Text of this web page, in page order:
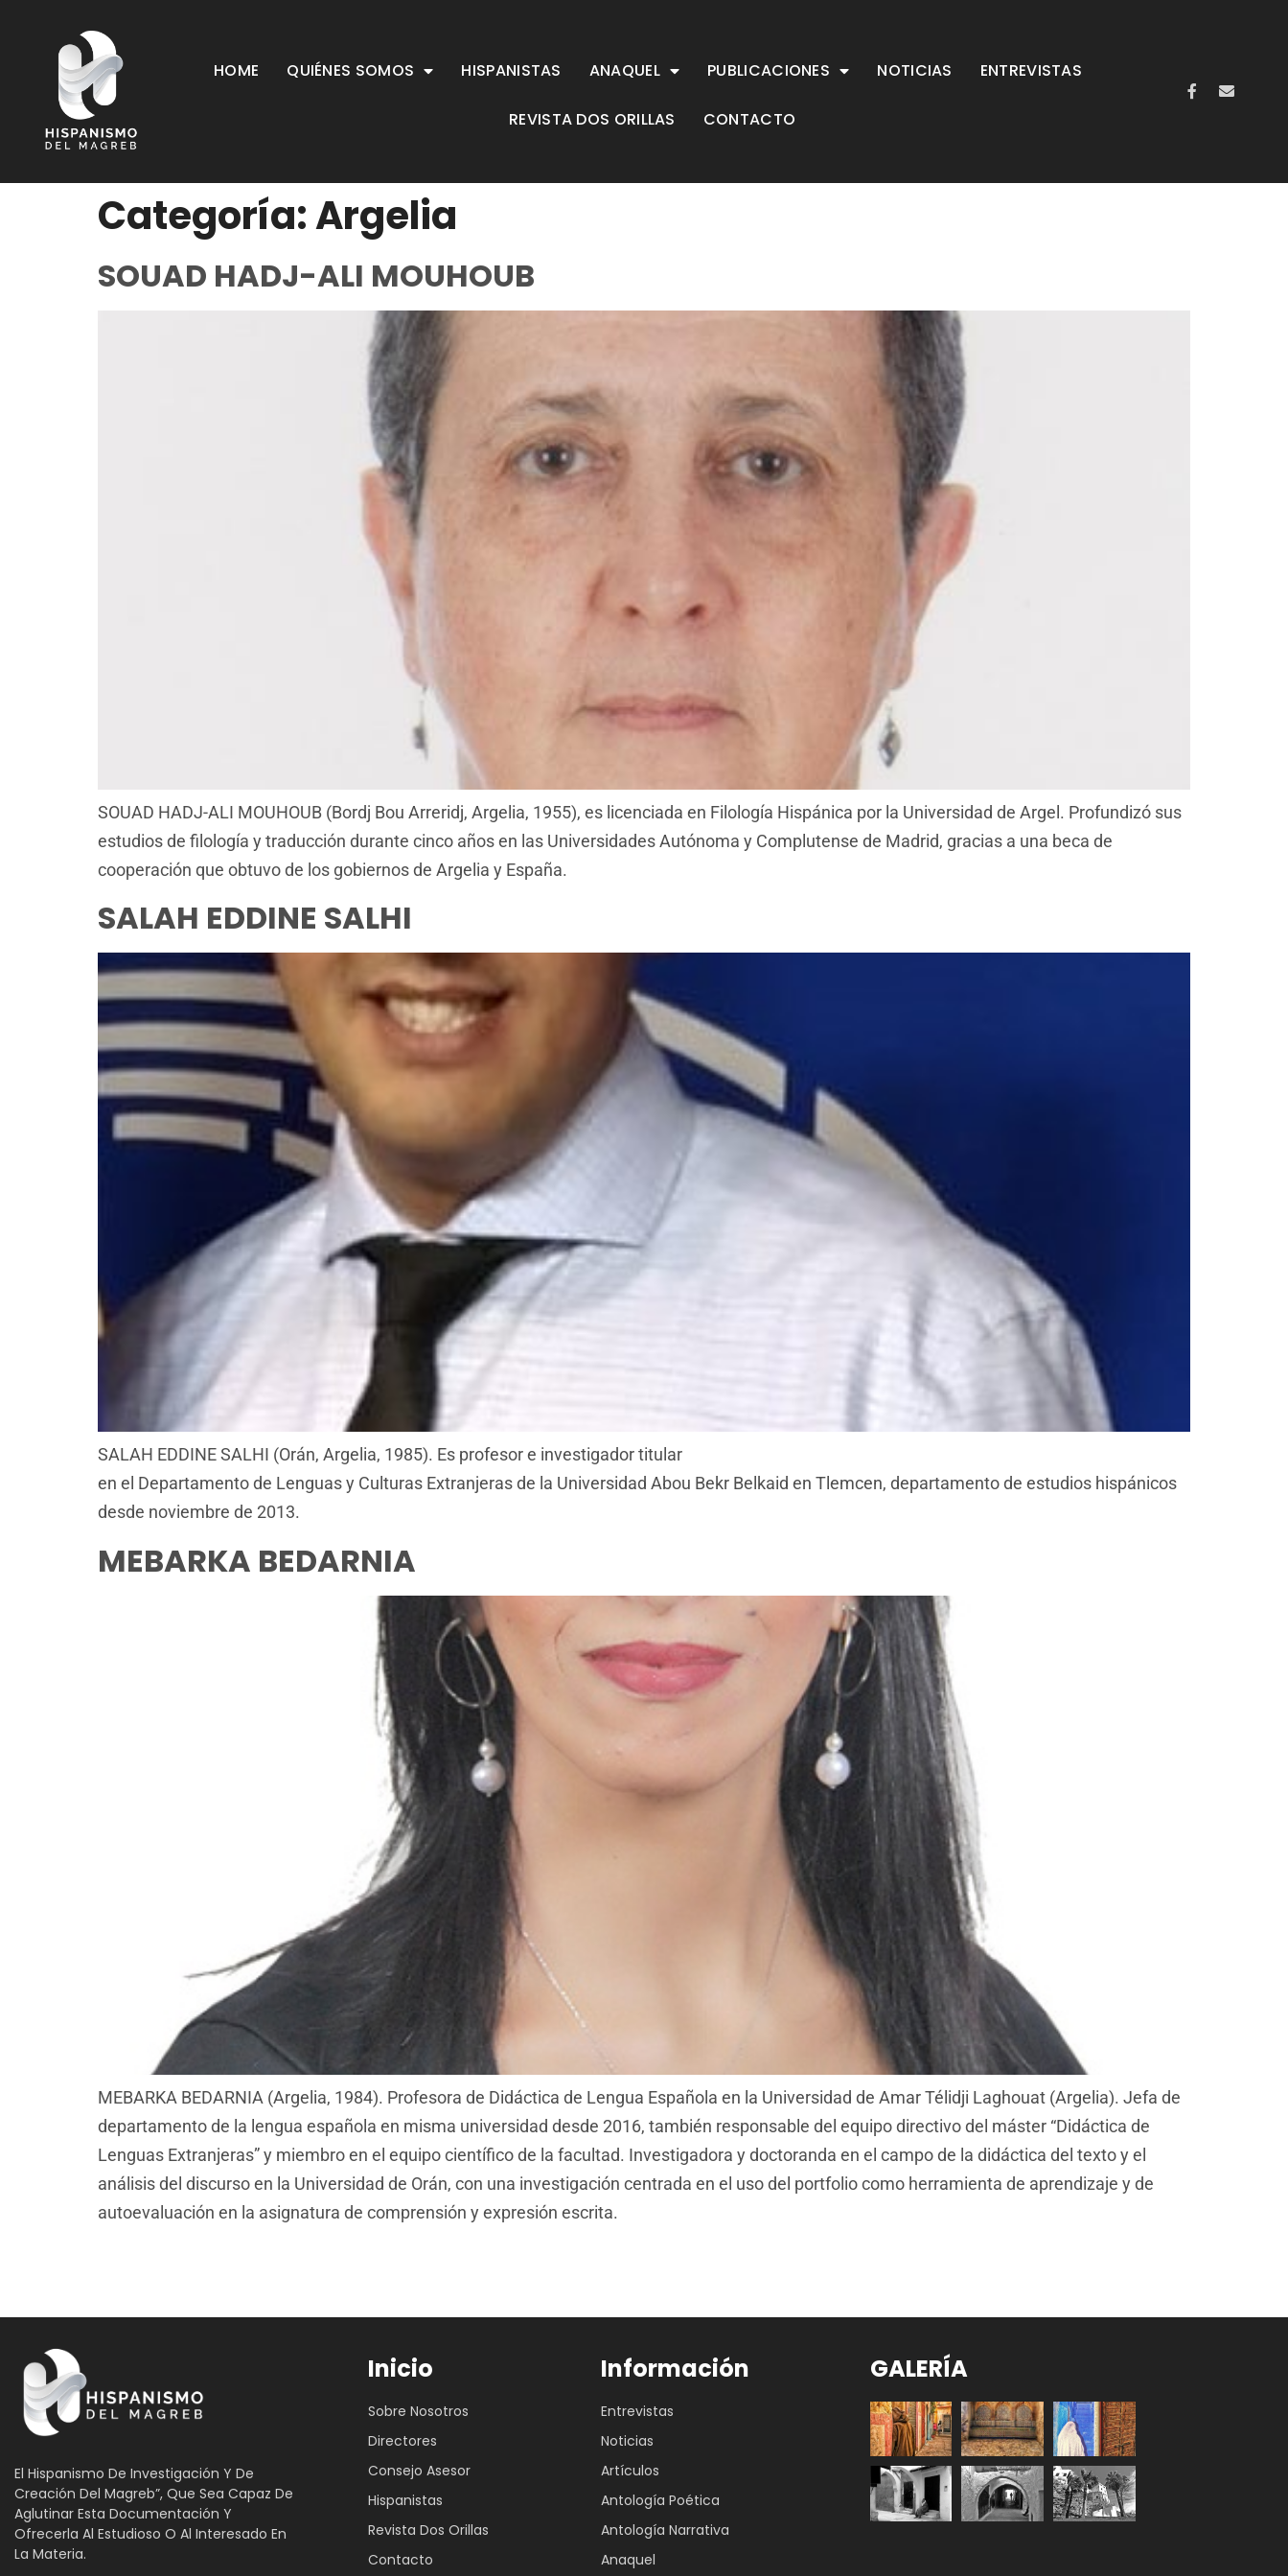
HOME QUIÉNES SOMOS HISPANISTAS ANAQUEL PUBLICACIONES NOTICIAS ENTREVISTAS
REVISTA DOS ORILLAS CONTACTO
Categoría:Argelia
SOUAD HADJ-ALI MOUHOUB
SOUAD HADJ-ALI MOUHOUB (Bordj Bou Arreridj, Argelia, 1955), es licenciada en Filología Hispánica por la Universidad de Argel. Profundizó sus
estudios de filología y traducción durante cinco años en las Universidades Autónoma y Complutense de Madrid, gracias a una beca de
cooperación que obtuvo de los gobiernos de Argelia y España.
SALAH EDDINE SALHI
SALAH EDDINE SALHI (Orán, Argelia, 1985). Es profesor e investigador titular
en el Departamento de Lenguas y Culturas Extranjeras de la Universidad Abou Bekr Belkaid en Tlemcen, departamento de estudios hispánicos
desde noviembre de 2013.
MEBARKA BEDARNIA
MEBARKA BEDARNIA (Argelia, 1984). Profesora de Didáctica de Lengua Española en la Universidad de Amar Télidji Laghouat (Argelia). Jefa de
departamento de la lengua española en misma universidad desde 2016, también responsable del equipo directivo del máster “Didáctica de
Lenguas Extranjeras” y miembro en el equipo científico de la facultad. Investigadora y doctoranda en el campo de la didáctica del texto y el
análisis del discurso en la Universidad de Orán, con una investigación centrada en el uso del portfolio como herramienta de aprendizaje y de
autoevaluación en la asignatura de comprensión y expresión escrita.
El Hispanismo De Investigación Y De
Creación Del Magreb”, Que Sea Capaz De
Aglutinar Esta Documentación Y
Ofrecerla Al Estudioso O Al Interesado En
La Materia.
Inicio
Sobre Nosotros
Directores
Consejo Asesor
Hispanistas
Revista Dos Orillas
Contacto
Información
Entrevistas
Noticias
Artículos
Antología Poética
Antología Narrativa
Anaquel
GALERÍA